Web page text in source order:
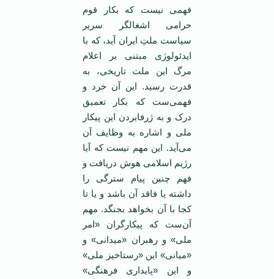
فهمی نیست که بکار قوم
حرامی اشغالگر سریر
سیاست ملتِ ایران آید، که با
ایدئولوژی مبتنی بر اعلام
مرگ این ملت تاریخی، به
قدرت رسید. این آن خرد و
فهمی‌ست که بکار تعمیق
درک و به ژرفابردن این پیکار
ملی و اشاره به وظایف آن
می‌آید. این مهم نیست که آیا
رژیم اسلامی هوش دریافت و
فهم چنین پیام سترگی را
داشته یا فاقد آن باشد و یا تا
کجا با آن بخواهد بجنگد. مهم
آن‌ست که پیکارگران «امر
ملی» و رهبران «میدانی» و
«میانی» این «رستاخیز ملی»
و این «پایداری فرهنگی»